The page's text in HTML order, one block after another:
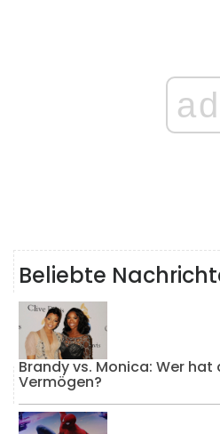
ad
Beliebte
Brandy vs. Monica: Wer hat
Vermögen?